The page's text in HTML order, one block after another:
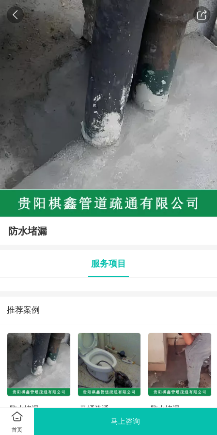
防水堵漏
服务项目
推荐案例
防水堵漏 马桶疏通 防水堵漏
首页
马上咨询